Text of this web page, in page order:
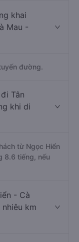
khai
Mau -
đường.
Tân
khi di
từ Ngọc Hiển
8.6 tiếng, nếu
- Cà
km